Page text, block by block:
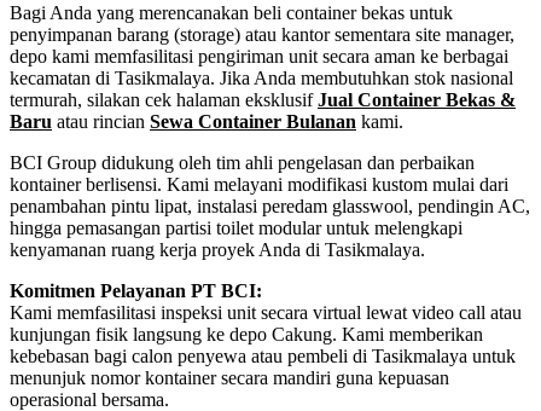
Bagi Anda yang merencanakan beli container bekas untuk
penyimpanan barang (storage) atau kantor sementara site manager,
depo kami memfasilitasi pengiriman unit secara aman ke berbagai
kecamatan di Tasikmalaya. Jika Anda membutuhkan stok nasional
termurah, silakan cek halaman eksklusifJual Container Bekas &
Baru atau rincian Sewa Container Bulanan kami.
BCI Group didukung oleh tim ahli pengelasan dan perbaikan
kontainer berlisensi. Kami melayani modifikasi kustom mulai dari
penambahan pintu lipat, instalasi peredam glasswool, pendingin AC,
hingga pemasangan partisi toilet modular untuk melengkapi
kenyamanan ruang kerja proyek Anda di Tasikmalaya.
Komitmen Pelayanan PT BCI:
Kami memfasilitasi inspeksi unit secara virtual lewat video call atau
kunjungan fisik langsung ke depo Cakung. Kami memberikan
kebebasan bagi calon penyewa atau pembeli di Tasikmalaya untuk
menunjuk nomor kontainer secara mandiri guna kepuasan
operasional bersama.